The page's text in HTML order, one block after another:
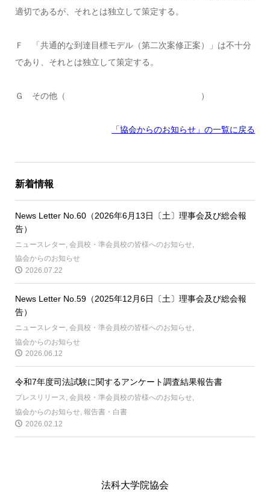
適切であるが、それとは独立して策定する。
Ｆ 「共通的な到達目標モデル（第二次案修正案）」は不十分
であり、それとは独立して策定する。
Ｇ その他（ ）
「協会からのお知らせ 」の一覧に戻る
新着情報
News Letter No.60（2026年6月13日〔土〕理事会及び総会報
告）
ニュースレター 会員校・準会員校の皆様へのお知らせ
協会からのお知らせ
2026.07.22
News Letter No.59（2025年12月6日〔土〕理事会及び総会報
告）
ニュースレター, 会員校・準会員校の皆様へのお知らせ,
協会からのお知らせ
2026.06.12
令和7年度司法試験に関するアンケート調査結果報告書
プレスリリース, 会員校・準会員校の皆様へのお知らせ,
協会からのお知らせ 報告書・白書
2026.02.12
法科大学院協会